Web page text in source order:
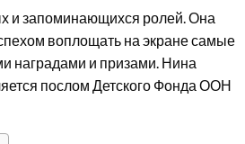
и запоминающихся ролей. Она
воплощать на экране самые
наградами и призами. Нина
послом Детского Фонда ООН